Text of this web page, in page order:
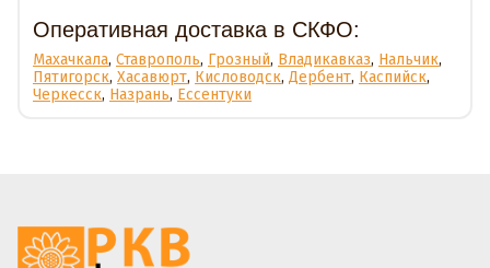
Оперативная доставка в СКФО:
Махачкала, Ставрополь, Грозный, Владикавказ, Нальчик,
Пятигорск, Хасавюрт, Кисловодск, Дербент, Каспийск,
Черкесск, Назрань, Ессентуки